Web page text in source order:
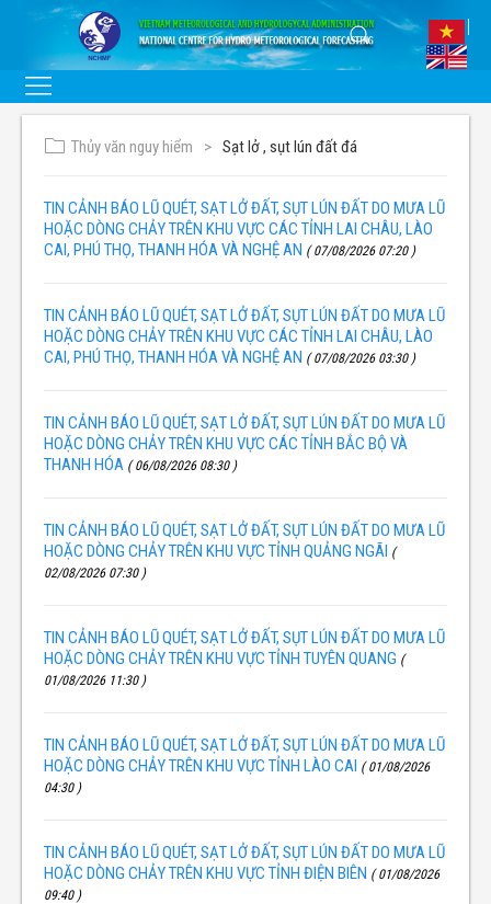
Thủy văn nguy hiểm Sạt lở , sụt lún đất đá
TIN CẢNH BÁO LŨ QUÉT, SẠT LỞ ĐẤT, SỤT LÚN ĐẤT DO MƯA LŨ
HOẶC DÒNG CHẢY TRÊN KHU VỰC CÁC TỈNH LAI CHÂU, LÀO
CAI, PHÚ THỌ, THANH HÓA VÀ NGHỆ AN ( 07/08/2026 07:20 )
TIN CẢNH BÁO LŨ QUÉT, SẠT LỞ ĐẤT, SỤT LÚN ĐẤT DO MƯA LŨ
HOẶC DÒNG CHẢY TRÊN KHU VỰC CÁC TỈNH LAI CHÂU, LÀO
CAI, PHÚ THỌ, THANH HÓA VÀ NGHỆ AN ( 07/08/2026 03:30 )
TIN CẢNH BÁO LŨ QUÉT, SẠT LỞ ĐẤT, SỤT LÚN ĐẤT DO MƯA LŨ
HOẶC DÒNG CHẢY TRÊN KHU VỰC CÁC TỈNH BẮC BỘ VÀ
THANH HÓA ( 06/08/2026 08:30 )
TIN CẢNH BÁO LŨ QUÉT, SẠT LỞ ĐẤT, SỤT LÚN ĐẤT DO MƯA LŨ
HOẶC DÒNG CHẢY TRÊN KHU VỰC TỈNH QUẢNG NGÃI (
02/08/2026 07:30 )
TIN CẢNH BÁO LŨ QUÉT, SẠT LỞ ĐẤT, SỤT LÚN ĐẤT DO MƯA LŨ
HOẶC DÒNG CHẢY TRÊN KHU VỰC TỈNH TUYÊN QUANG (
01/08/2026 11:30 )
TIN CẢNH BÁO LŨ QUÉT, SẠT LỞ ĐẤT, SỤT LÚN ĐẤT DO MƯA LŨ
HOẶC DÒNG CHẢY TRÊN KHU VỰC TỈNH LÀO CAI ( 01/08/2026
04:30 )
TIN CẢNH BÁO LŨ QUÉT, SẠT LỞ ĐẤT, SỤT LÚN ĐẤT DO MƯA LŨ
HOẶC DÒNG CHẢY TRÊN KHU VỰC TỈNH ĐIỆN BIÊN ( 01/08/2026
09:40 )